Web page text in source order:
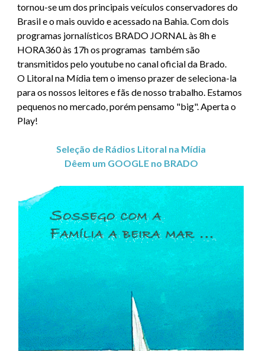
tornou-se um dos principais veículos conservadores do
Brasil e o mais ouvido e acessado na Bahia. Com dois
programas jornalísticos BRADO JORNAL às 8h e
HORA360 às 17h os programas também são
transmitidos pelo youtube no canal oficial da Brado.
O Litoral na Mídia tem o imenso prazer de seleciona-la
para os nossos leitores e fãs de nosso trabalho. Estamos
pequenos no mercado, porém pensamo "big". Aperta o
Play!
Seleção de Rádios Litoral na Mídia
Dêem um GOOGLE no BRADO